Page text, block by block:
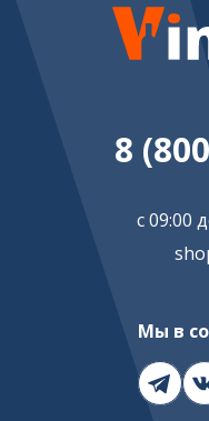
8
с 09:00
Мы в